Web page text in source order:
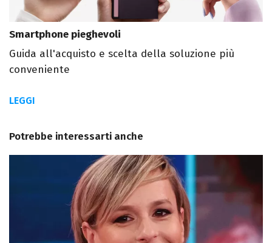
Smartphone pieghevoli
Guida all'acquisto e scelta della soluzione più
conveniente
LEGGI
Potrebbe interessarti anche